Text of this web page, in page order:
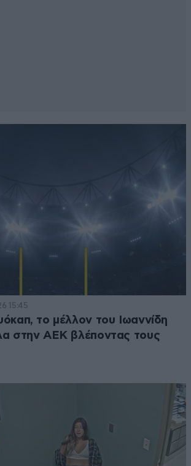
15:45
το μέλλον του Ιωαννίδη
στην ΑΕΚ βλέποντας τους